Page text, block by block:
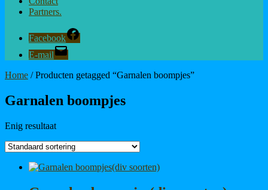
Partners.
Facebook
E-mail
Home / Producten getagged “Garnalen boompjes”
Garnalen boompjes
Enig resultaat